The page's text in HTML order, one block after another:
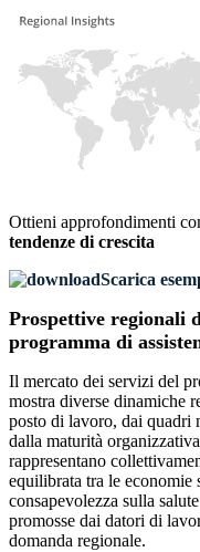
Ottieni approfondimenti
tendenze di crescita
Scarica
Prospettive regionali
programma di
Il mercato dei servizi del
mostra diverse dinamiche
posto di lavoro, dai quadri
dalla maturità
rappresentano
equilibrata tra le economie
consapevolezza sulla
promosse dai datori di
domanda regionale.